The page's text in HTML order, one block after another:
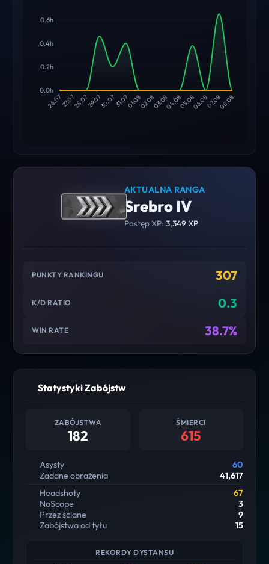
0.6h
0.4h
0.2h
0.0h
26.0727.0728.0729.0730.0731.0701.0802.0803.0804.0805.0806.0807.0808.08
AKTUALNA RANGA
Srebro IV
Postęp XP: 3,349 XP
PUNKTY RANKINGU 307
K/D RATIO 0.3
WIN RATE 38.7%
Statystyki Zabójstw
ZABÓJSTWA
182
ŚMIERCI
615
Asysty
60
Zadane obrażenia
41,617
Headshoty
67
NoScope
3
Przez ściane
9
Zabójstwa od tyłu
15
REKORDY DYSTANSU